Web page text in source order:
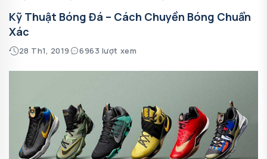
Kỹ Thuật Bóng Đá – Cách Chuyền Bóng Chuẩn
Xác
28 Th1, 2019 6963 lượt xem